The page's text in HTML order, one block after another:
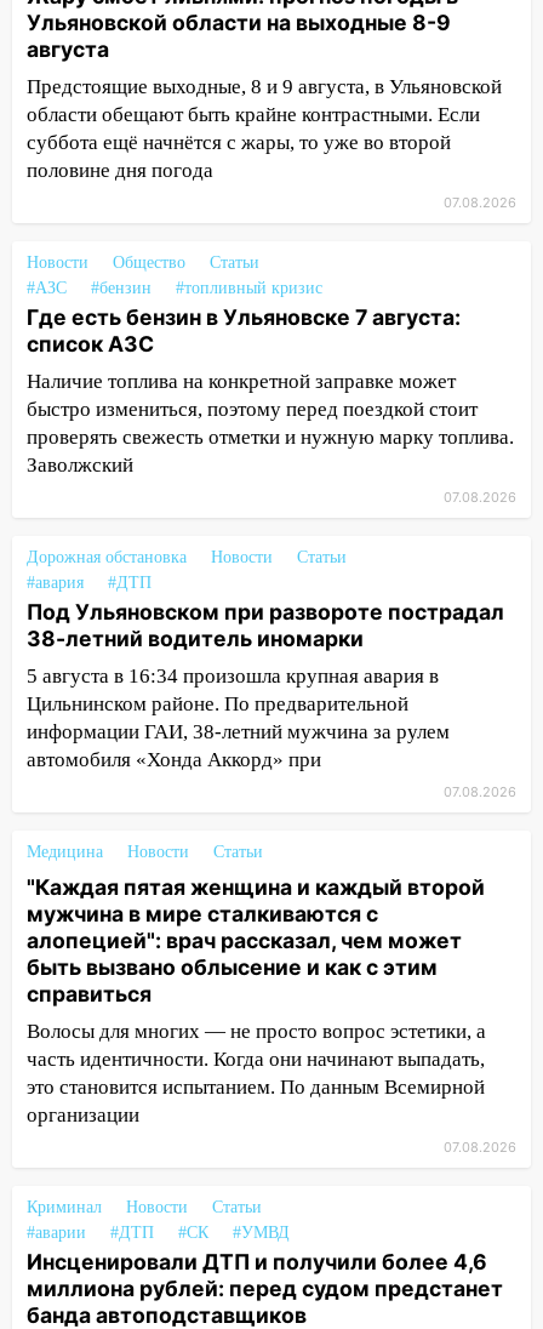
полностью уничтожил дачный дом и
сарай
11:38 В Госдуме предложили отменить
ЕГЭ с 2027 года
11:25 В Ульяновске ИИ будет выявлять
нарушителей на контейнерных
11:20
Ульяновская шахматистка
Валерия Клейменова выиграла два
золота в составе сборной мира
11:16
В Ульяновске открыли памятную
доску декабристу Кондратию Рылееву
10:40 В Ульяновске спасатели ночью
нашли потерявшегося в заброшенных
временно отключили холодную воду
10:14
В Ульяновске двоих участников
коррупционной схемы при ЦГКБ
отправили в колонию на 7 и 8 лет
09:52 Ночью беспилотники сбили над
соседними Татарстаном и Саратовской
областью
09:35
В Ульяновске директора фирмы
будут судить за неуплату налогов на 48
млн рублей
08:22 Подросток на питбайке сбил
велосипедистку: пострадали двое
07:20 Жара возвращается: ожидается
знойный и сухой четверг
06:00 Под Ульяновском при развороте
пострадал 38-летний водитель
05:00
«Каждая пятая женщина и каждый
второй мужчина в мире сталкиваются с
алопецией»: врач рассказал, чем может
быть вызвано облысение и как с этим
справиться
Ульяновской области на выходные 8-9
августа
Предстоящие выходные, 8 и 9 августа, в Ульяновской
области обещают быть крайне контрастными. Если
суббота ещё начнётся с жары, то уже во второй
половине дня погода
07.08.2026
Новости Общество
Статьи
#АЗС
#бензин #топливный кризис
Где есть бензин в Ульяновске 7 августа:
список АЗС
Наличие топлива на конкретной заправке может
быстро измениться, поэтому перед поездкой стоит
проверять свежесть отметки и нужную марку топлива.
Заволжский
07.08.2026
Дорожная обстановка Новости
Статьи
#авария
#ДТП
Под Ульяновском при развороте пострадал
38-летний водитель иномарки
5 августа в 16:34 произошла крупная авария в
Цильнинском районе. По предварительной
информации ГАИ, 38-летний мужчина за рулем
автомобиля «Хонда Аккорд» при
07.08.2026
Медицина Новости Статьи
"Каждая пятая женщина и каждый второй
мужчина в мире сталкиваются с
алопецией": врач рассказал, чем может
быть вызвано облысение и как с этим
справиться
Волосы для многих — не просто вопрос эстетики, а
часть идентичности. Когда они начинают выпадать,
это становится испытанием. По данным Всемирной
организации
07.08.2026
Криминал Новости
Статьи
#аварии
#ДТП #СК #УМВД
Инсценировали ДТП и получили более 4,6
миллиона рублей: перед судом предстанет
банда автоподставщиков